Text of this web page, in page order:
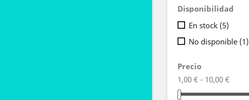
Disponibilidad
En stock (5)
No disponible (1)
Precio
1,00 € - 10,00 €